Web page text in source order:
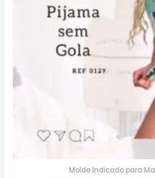
Molde Indicado para